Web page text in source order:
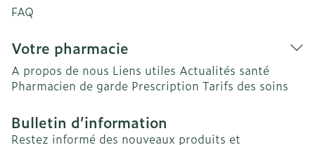
FAQ
Votre pharmacie
A propos de nous Liens utiles Actualités santé
Pharmacien de garde Prescription Tarifs des soins
Bulletin d’information
Restez informé des nouveaux produits et